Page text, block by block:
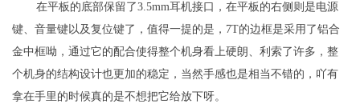
在平板的底部保留了3.5mm耳机接口，在平板的右侧则是电源
键、音量键以及复位键了，值得一提的是，7T的边框是采用了铝合
金中框呦，通过它的配合使得整个机身看上硬朗、利索了许多，整
个机身的结构设计也更加的稳定，当然手感也是相当不错的，吖有
拿在手里的时候真的是不想把它给放下呀。